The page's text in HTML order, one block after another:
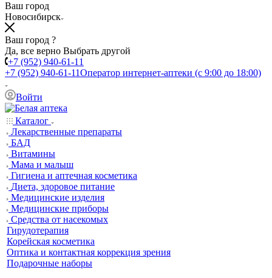
Ваш город
Новосибирск
Ваш город ?
Да, все верно Выбрать другой
+7 (952) 940-61-11
+7 (952) 940-61-11Оператор интернет-аптеки (с 9:00 до 18:00)
Войти
Каталог
Лекарственные препараты
БАД
Витамины
Мама и малыш
Гигиена и аптечная косметика
Диета, здоровое питание
Медицинские изделия
Медицинские приборы
Средства от насекомых
Гирудотерапия
Корейская косметика
Оптика и контактная коррекция зрения
Подарочные наборы